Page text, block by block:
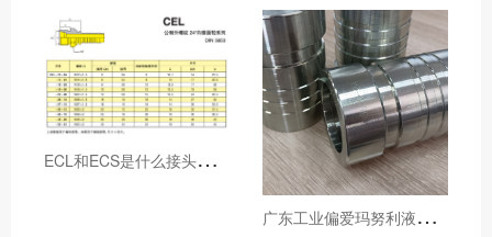
E
CL和ECS是什么接头，用于什么胶管或管件
广
东工业偏爱玛努利液压产品的五大原因（代理深度分析）